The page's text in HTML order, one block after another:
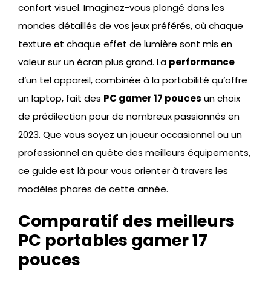
confort visuel. Imaginez-vous plongé dans les
mondes détaillés de vos jeux préférés, où chaque
texture et chaque effet de lumière sont mis en
valeur sur un écran plus grand. La performance
d’un tel appareil, combinée à la portabilité qu’offre
un laptop, fait des PC gamer 17 pouces un choix
de prédilection pour de nombreux passionnés en
2023. Que vous soyez un joueur occasionnel ou un
professionnel en quête des meilleurs équipements,
ce guide est là pour vous orienter à travers les
modèles phares de cette année.
Comparatif des meilleurs
PC portables gamer 17
pouces